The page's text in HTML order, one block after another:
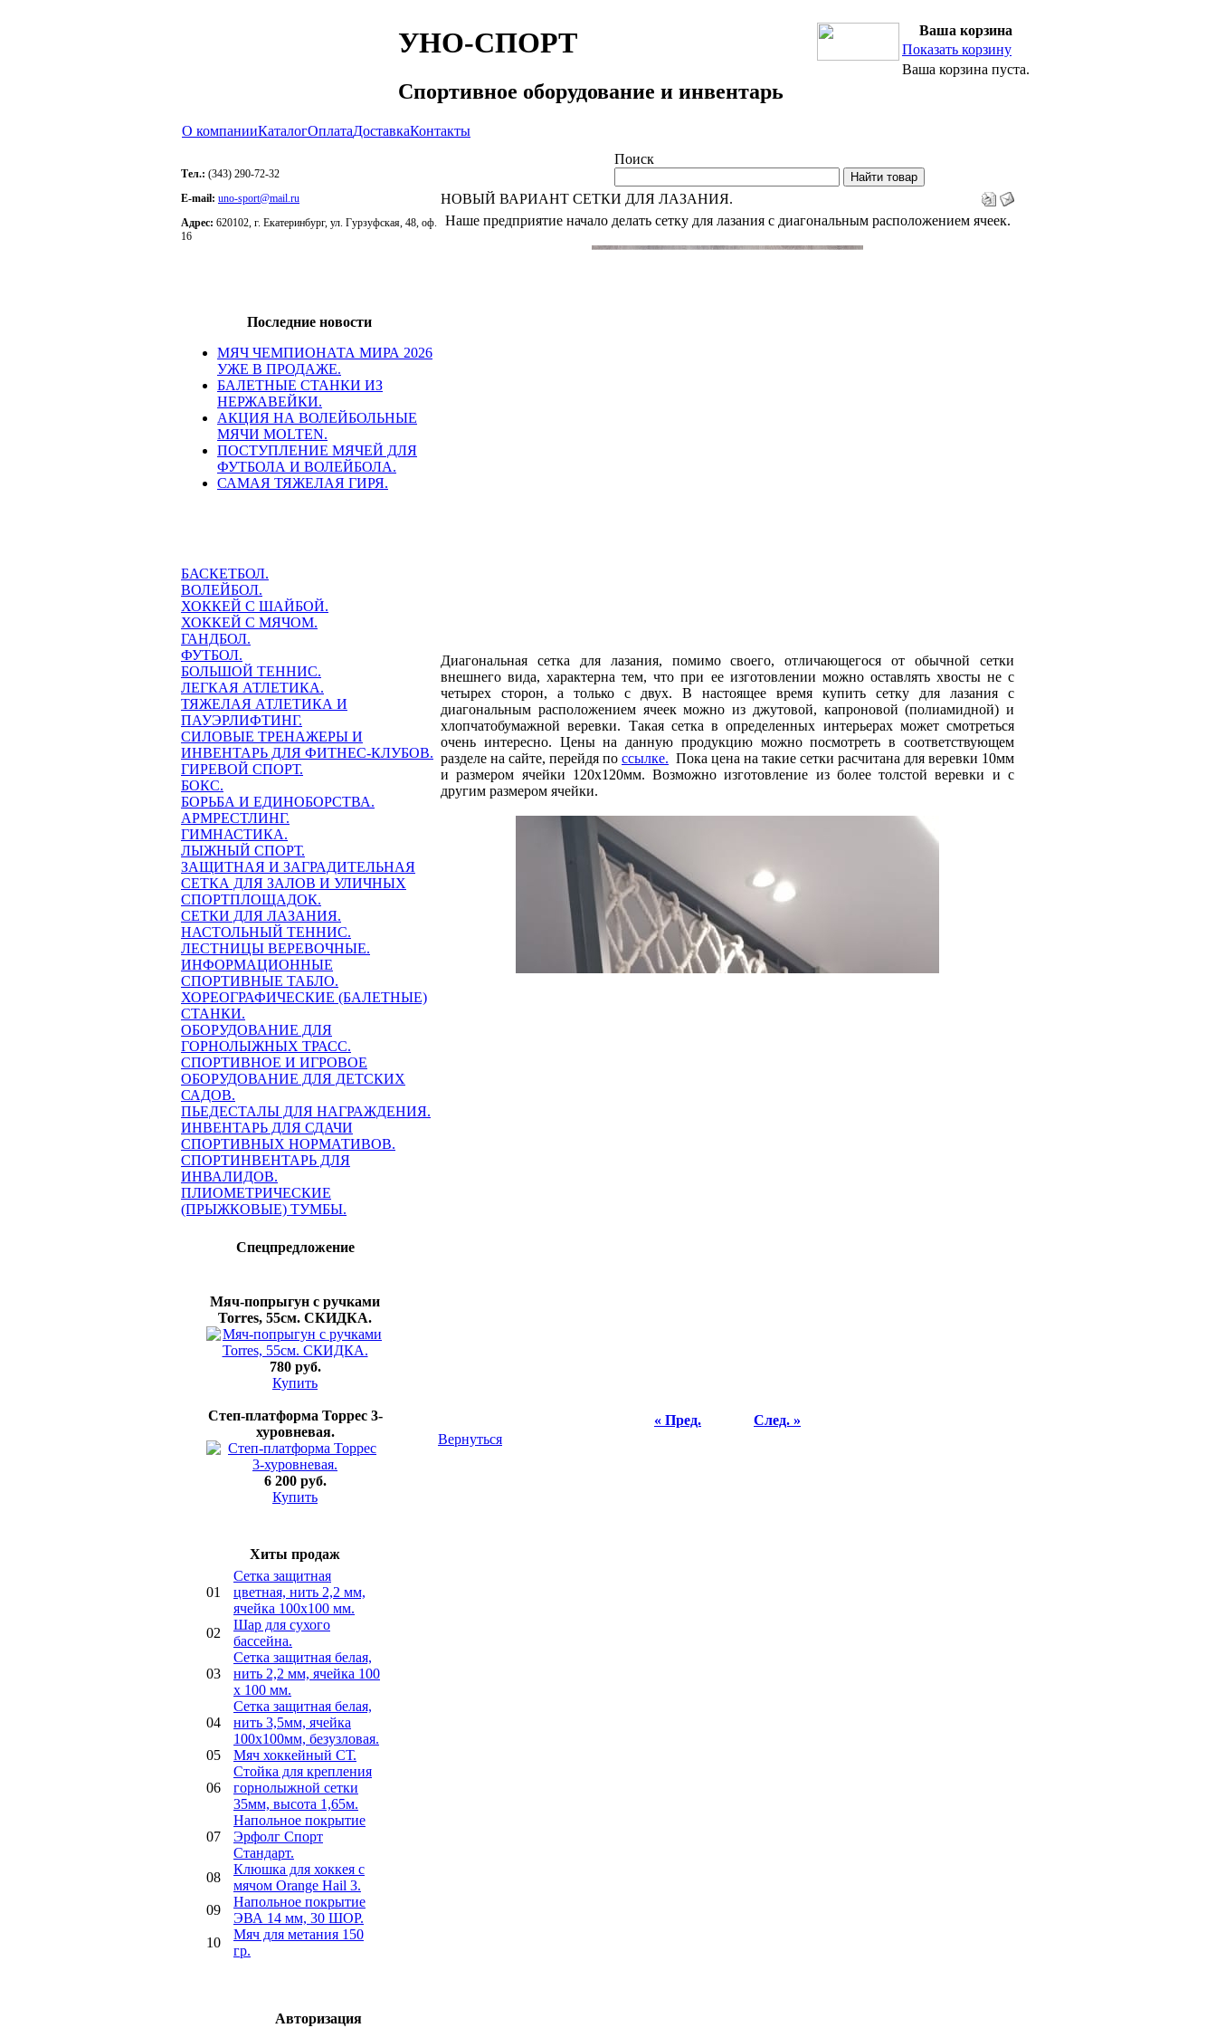
УНО-СПОРТ
Спортивное оборудование и инвентарь
О компанииКаталогОплатаДоставкаКонтакты
Ваша корзина
Показать корзину
Ваша корзина пуста.
Тел.: (343) 290-72-32
E-mail: uno-sport@mail.ru
Адрес: 620102, г. Екатеринбург, ул. Гурзуфская, 48, оф.
16
Последние новости
МЯЧ ЧЕМПИОНАТА МИРА 2026
УЖЕ В ПРОДАЖЕ.
БАЛЕТНЫЕ СТАНКИ ИЗ
НЕРЖАВЕЙКИ.
АКЦИЯ НА ВОЛЕЙБОЛЬНЫЕ
МЯЧИ MOLTEN.
ПОСТУПЛЕНИЕ МЯЧЕЙ ДЛЯ
ФУТБОЛА И ВОЛЕЙБОЛА.
САМАЯ ТЯЖЕЛАЯ ГИРЯ.
БАСКЕТБОЛ.
ВОЛЕЙБОЛ.
ХОККЕЙ С ШАЙБОЙ.
ХОККЕЙ С МЯЧОМ.
ГАНДБОЛ.
ФУТБОЛ.
БОЛЬШОЙ ТЕННИС.
ЛЕГКАЯ АТЛЕТИКА.
ТЯЖЕЛАЯ АТЛЕТИКА И
ПАУЭРЛИФТИНГ.
СИЛОВЫЕ ТРЕНАЖЕРЫ И
ИНВЕНТАРЬ ДЛЯ ФИТНЕС-КЛУБОВ.
ГИРЕВОЙ СПОРТ.
БОКС.
БОРЬБА И ЕДИНОБОРСТВА.
АРМРЕСТЛИНГ.
ГИМНАСТИКА.
ЛЫЖНЫЙ СПОРТ.
ЗАЩИТНАЯ И ЗАГРАДИТЕЛЬНАЯ
СЕТКА ДЛЯ ЗАЛОВ И УЛИЧНЫХ
СПОРТПЛОЩАДОК.
СЕТКИ ДЛЯ ЛАЗАНИЯ.
НАСТОЛЬНЫЙ ТЕННИС.
ЛЕСТНИЦЫ ВЕРЕВОЧНЫЕ.
ИНФОРМАЦИОННЫЕ
СПОРТИВНЫЕ ТАБЛО.
ХОРЕОГРАФИЧЕСКИЕ (БАЛЕТНЫЕ)
СТАНКИ.
ОБОРУДОВАНИЕ ДЛЯ
ГОРНОЛЫЖНЫХ ТРАСС.
СПОРТИВНОЕ И ИГРОВОЕ
ОБОРУДОВАНИЕ ДЛЯ ДЕТСКИХ
САДОВ.
ПЬЕДЕСТАЛЫ ДЛЯ НАГРАЖДЕНИЯ.
ИНВЕНТАРЬ ДЛЯ СДАЧИ
СПОРТИВНЫХ НОРМАТИВОВ.
СПОРТИНВЕНТАРЬ ДЛЯ
ИНВАЛИДОВ.
ПЛИОМЕТРИЧЕСКИЕ
(ПРЫЖКОВЫЕ) ТУМБЫ.
Спецпредложение
Мяч-попрыгун с ручками
Torres, 55см. СКИДКА.
780 руб.
Купить
Степ-платформа Торрес 3-
хуровневая.
6 200 руб.
Купить
Хиты продаж
01
Сетка защитная
цветная, нить 2,2 мм,
ячейка 100х100 мм.
02
Шар для сухого
бассейна.
03
Сетка защитная белая,
нить 2,2 мм, ячейка 100
х 100 мм.
04
Сетка защитная белая,
нить 3,5мм, ячейка
100х100мм, безузловая.
05
Мяч хоккейный СТ.
06
Стойка для крепления
горнолыжной сетки
35мм, высота 1,65м.
07
Напольное покрытие
Эрфолг Спорт
Стандарт.
08
Клюшка для хоккея с
мячом Orange Hail 3.
09
Напольное покрытие
ЭВА 14 мм, 30 ШОР.
10
Мяч для метания 150
гр.
Авторизация
Поиск
НОВЫЙ ВАРИАНТ СЕТКИ ДЛЯ ЛАЗАНИЯ.
Наше предприятие начало делать сетку для лазания с диагональным расположением ячеек.
Диагональная сетка для лазания, помимо своего, отличающегося от обычной сетки
внешнего вида, характерна тем, что при ее изготовлении можно оставлять хвосты не с
четырех сторон, а только с двух. В настоящее время купить сетку для лазания с
диагональным расположением ячеек можно из джутовой, капроновой (полиамидной) и
хлопчатобумажной веревки. Такая сетка в определенных интерьерах может смотреться
очень интересно. Цены на данную продукцию можно посмотреть в соответствующем
разделе на сайте, перейдя по ссылке. Пока цена на такие сетки расчитана для веревки 10мм
и размером ячейки 120х120мм. Возможно изготовление из более толстой веревки и с
другим размером ячейки.
« Пред.
След. »
Вернуться